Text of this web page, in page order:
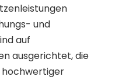
und
auf
ausgerichtet, die
hochwertiger